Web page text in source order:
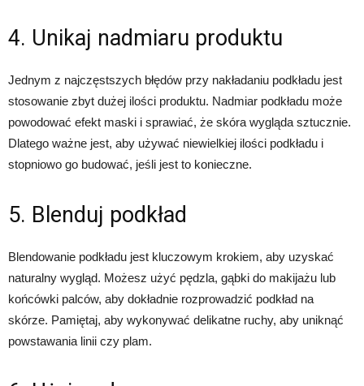
4. Unikaj nadmiaru produktu
Jednym z najczęstszych błędów przy nakładaniu podkładu jest
stosowanie zbyt dużej ilości produktu. Nadmiar podkładu może
powodować efekt maski i sprawiać, że skóra wygląda sztucznie.
Dlatego ważne jest, aby używać niewielkiej ilości podkładu i
stopniowo go budować, jeśli jest to konieczne.
5. Blenduj podkład
Blendowanie podkładu jest kluczowym krokiem, aby uzyskać
naturalny wygląd. Możesz użyć pędzla, gąbki do makijażu lub
końcówki palców, aby dokładnie rozprowadzić podkład na
skórze. Pamiętaj, aby wykonywać delikatne ruchy, aby uniknąć
powstawania linii czy plam.